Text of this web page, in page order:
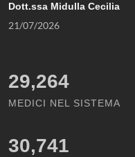
Dott.ssa Midulla Cecilia
21/07/2026
29,264
MEDICI NEL SISTEMA
30,741